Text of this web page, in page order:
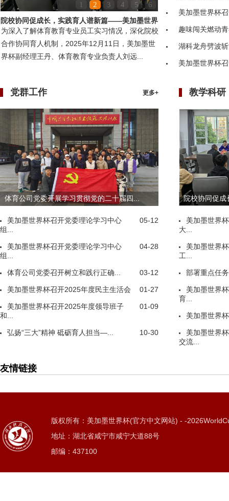
1 2 3 4 5
6
院校协同促成长，实践育人谱新篇——美加墨世界
杯领导赴嘉鱼县第...
为深入了解体育教育专业员工实习情况，深化院校
合作协同育人机制，2025年12月11日，美加墨世
界杯副经理王丹、体育教育专业负责人刘远...
美加墨世界杯
趣味闯关燃动
湖科龙舟劈波
美加墨世界杯
更多+
党群工作
体育公司党委开展学习贯彻党的二十届四...
05-12
美加墨世界杯召开党委理论学习中心
组...
04-28
美加墨世界杯召开党委理论学习中心
组...
03-12
体育公司党委召开树立和践行正确...
01-27
美加墨世界杯召开2025年度民主生活会
01-09
美加墨世界杯召开2025年度领导班子
和...
10-30
弘扬“三大”精神 砥砺育人担当—...
教学科研
院校协同促
美加墨世界
大...
美加墨世界
工...
部署重点任
美加墨世界
育...
美加墨世界
美加墨世界
交流...
友情链接
版权所有：美加墨世界杯(官方中文网站) - -
地址：湖北省咸宁市咸宁大道88号
邮编：437100